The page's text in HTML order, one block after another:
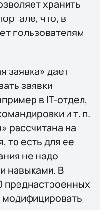
хранить
что, в
пользователям
заявка» дает
заявки
в IT-отдел,
и т. п.
рассчитана на
то есть для ее
не надо
навыками. В
преднастроенных